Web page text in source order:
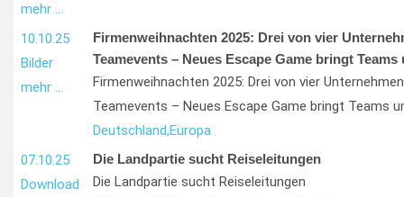
mehr …
10.10.25
Bilder
mehr …
Firmenweihnachten 2025: Drei von vier
Teamevents – Neues Escape Game bringt Teams
Firmenweihnachten 2025: Drei von vier
Teamevents – Neues Escape Game bringt Teams
Deutschland,Europa
07.10.25
Download
Die Landpartie sucht Reiseleitungen
Die Landpartie sucht Reiseleitungen